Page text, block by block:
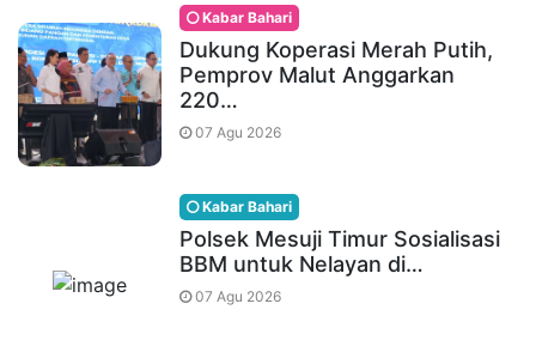
Kabar Bahari
Dukung Koperasi Merah Putih,
Pemprov Malut Anggarkan
220…
07 Agu 2026
Kabar Bahari
Polsek Mesuji Timur Sosialisasi
BBM untuk Nelayan di…
07 Agu 2026